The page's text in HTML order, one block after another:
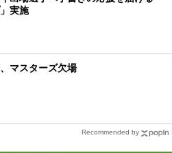
実施
マスターズ欠場
Recommended by